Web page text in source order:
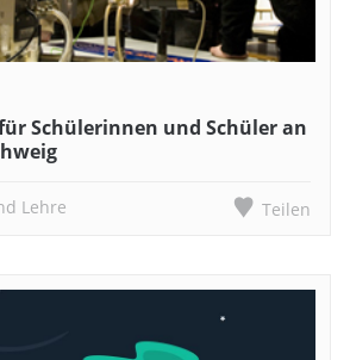
Schülerinnen und Schüler an
Lehre Teilen